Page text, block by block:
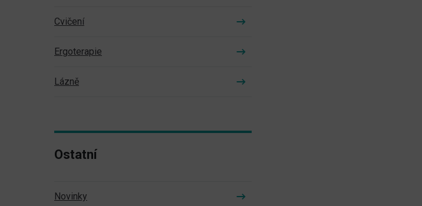
Cvičení
Ergoterapie
Lázně
Ostatní
Novinky